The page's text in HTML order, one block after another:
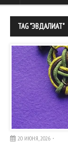
TAG "ЭВДАЛИАТ"
20 ИЮНЯ, 2026